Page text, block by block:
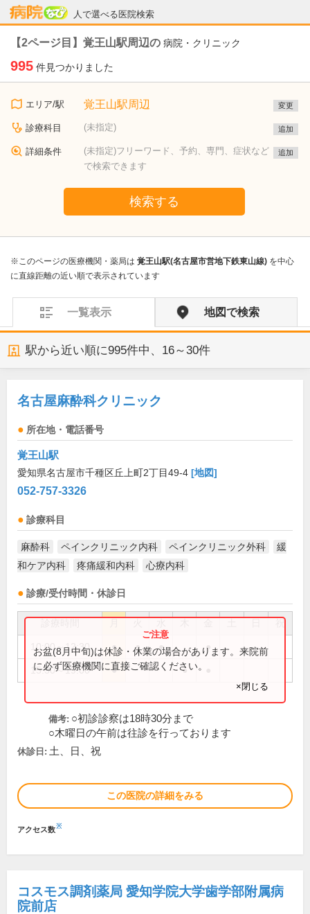
人で選べる医院検索
病院なび
【2ページ目】覚王山駅周辺の 病院・クリニック
995 件見つかりました
エリア/駅 覚王山駅周辺 変更
診療科目 (未指定) 追加
詳細条件
(未指定)フリーワード、予約、専門、症状など
で検索できます
追加
検索する
※このページの医療機関・薬局は 覚王山駅(名古屋市営地下鉄東山線) を中心
に直線距離の近い順で表示されています
一覧表示 地図で検索
駅から近い順に995件中、 16～30件
名古屋麻酔科クリニック
所在地・電話番号
覚王山駅
愛知県名古屋市千種区丘上町2丁目49-4 [地図]
052-757-3326
診療科目
麻酔科 ペインクリニック内科 ペインクリニック外科
緩
和ケア内科
疼痛緩和内科 心療内科
診療/受付時間・休診日
祝
10:00～12:30 ● ● ● ●
15:30～19:00 ● ●
お盆(8月中旬)は休診・休業の場合があります。来院前
に必ず医療機関に直接ご確認ください。
×閉じる
備考: ○初診診察は18時30分まで
○木曜日の午前は往診を行っております
休診日: 土、日、祝
この医院の詳細をみる
アクセス数※
コスモス調剤薬局 愛知学院大学歯学部附属病
院前店